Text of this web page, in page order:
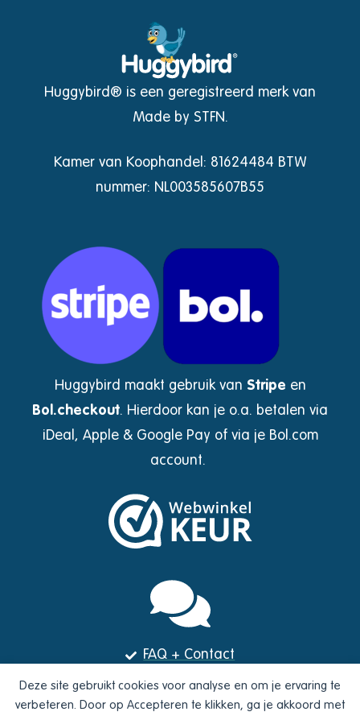
Deze site gebruikt cookies voor analyse en om je ervaring te
verbeteren. Door op Accepteren te klikken, ga je akkoord met
Huggybird® is een geregistreerd merk van
Made by STFN.
Kamer van Koophandel: 81624484 BTW
nummer: NL003585607B55
Huggybird maakt gebruik van Stripe en
Bol.checkout. Hierdoor kan je o.a. betalen via
iDeal, Apple & Google Pay of via je Bol.com
account.
FAQ + Contact
Nieuws
Webshop